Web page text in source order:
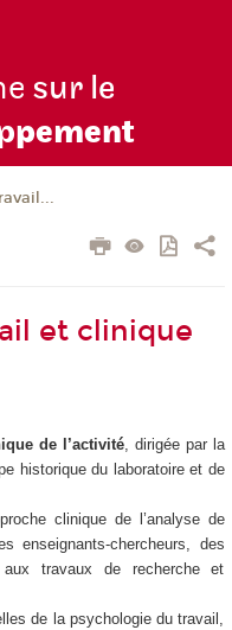
sur le
pement
et clinique
de l’activité, dirigée par la
historique du laboratoire et de
clinique de l’analyse de
enseignants-chercheurs, des
travaux de recherche et
de la psychologie du travail,